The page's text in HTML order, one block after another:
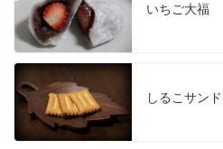
いちご大福
しるこサンド